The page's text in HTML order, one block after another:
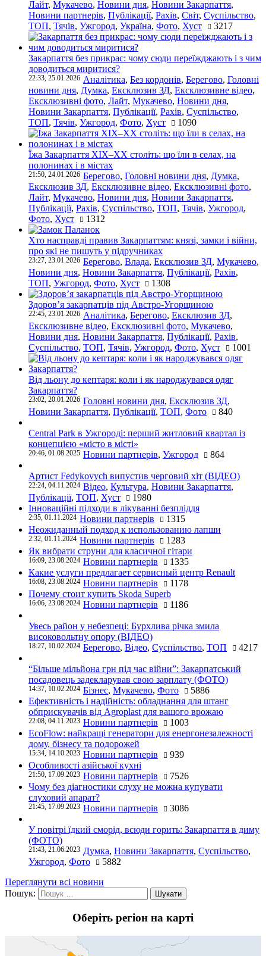
Лайт, Мукачево, Новини дня, Новини Закарпаття,
Новини партнерів, Публікації, Рахів, Світ, Суспільство,
ТОП, Тячів, Ужгород, Україна, Фото, Хуст 3217
Закарпаття без прикрас: чому сюди переїжджають і з чим
доводиться миритися?
22:33, 25.01.2026 Аналітика, Без кордонів, Берегово, Головні
новини дня, Думка, Ексклюзив ЗД, Ексклюзивне відео,
Ексклюзивні фото, Лайт, Мукачево, Новини дня,
Новини Закарпаття, Публікації, Рахів, Суспільство,
ТОП, Тячів, Ужгород, Фото, Хуст 1090
Їжа Закарпаття ХІХ–ХХ століть: що їли в селах, на
полонинах і в містах
21:50, 24.01.2026 Берегово, Головні новини дня, Думка,
Ексклюзив ЗД, Ексклюзивне відео, Ексклюзивні фото,
Лайт, Мукачево, Новини дня, Новини Закарпаття,
Публікації, Рахів, Суспільство, ТОП, Тячів, Ужгород,
Фото, Хуст 1312
Хто насправді правив Закарпаттям: князі, замки і війни,
про які не пишуть у підручниках
23:27, 23.01.2026 Берегово, Влада, Ексклюзив ЗД, Мукачево,
Новини дня, Новини Закарпаття, Публікації, Рахів,
ТОП, Ужгород, Фото, Хуст 1308
Здоров’я закарпатців під Австро-Угорщиною
22:45, 23.01.2026 Аналітика, Берегово, Ексклюзив ЗД,
Ексклюзивне відео, Ексклюзивні фото, Мукачево,
Новини дня, Новини Закарпаття, Публікації, Рахів,
Суспільство, ТОП, Тячів, Ужгород, Фото, Хуст 1001
Від льону до кептаря: коли і як народжувався одяг
Закарпаття?
23:02, 20.01.2026 Головні новини дня, Ексклюзив ЗД,
Новини Закарпаття, Публікації, ТОП, Фото 840
Central Park в Ужгороді: перший житловий квартал із
концепцією «місто в місті»
20:46, 01.08.2025 Новини партнерів, Ужгород 864
Артист Fedykovych випустив черговий хіт (ВІДЕО)
22:24, 04.11.2024 Відео, Культура, Новини Закарпаття,
Публікації, ТОП, Хуст
1980
Інноваційні підходи в лікуванні безпліддя
2:35, 01.11.2024 Новини партнерів
1315
Неожиданный подход к использованию лапши
2:32, 01.11.2024 Новини партнерів
1283
Як вибрати струни для класичної гітари
16:09, 23.08.2024 Новини партнерів
1335
Какие услуги предлагает сервисный центр Renault
16:08, 23.08.2024 Новини партнерів
1178
Почему стоит купить Skoda Superb
16:06, 23.08.2024 Новини партнерів 1186
Увесь район у небезпеці: Бурхлива річка змила
високовольтну опору (ВІДЕО)
18:27, 10.02.2024 Берегово, Відео, Суспільство, ТОП 4217
“Більше мільйона грн під час війни”: Закарпатський
посадовець задекларував свою зарплату (ФОТО)
14:37, 10.02.2024 Бізнес, Мукачево, Фото
5886
Ефективність і надійність: обладнання для штанг
обприскувачів від Agroplast для вашого врожаю
22:08, 04.11.2023 Новини партнерів
1003
EcoFlow: найкращі генератори для енергонезалежності
дому, бізнесу та подорожей
15:34, 14.10.2023 Новини партнерів
939
Особливості азійської кухні
21:50, 17.09.2023 Новини партнерів
7526
Чому без діагностики слуху не можна купувати
слуховий апарат?
21:45, 17.09.2023 Новини партнерів 3086
У повітрі їдкий сморід, всюди горить: Закарпаття в диму
(ФОТО)
21:43, 21.06.2023 Думка, Новини Закарпаття, Суспільство,
Ужгород, Фото
5882
Переглянути всі новини
Пошук:
Оберіть регіон на карті